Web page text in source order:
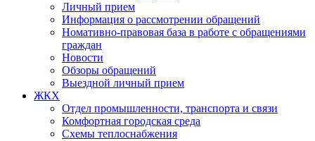
Личный прием
Информация о рассмотрении обращений
Номативно-правовая база в работе с обращениями
граждан
Новости
Обзоры обращений
Выездной личный прием
ЖКХ
Отдел промышленности, транспорта и связи
Комфортная городская среда
Схемы теплоснабжения